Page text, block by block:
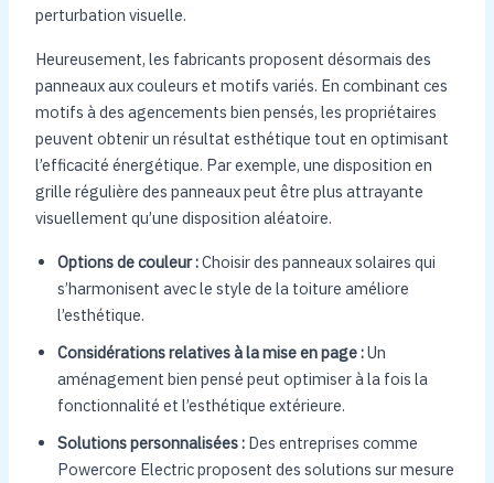
perturbation visuelle.
Heureusement, les fabricants proposent désormais des
panneaux aux couleurs et motifs variés. En combinant ces
motifs à des agencements bien pensés, les propriétaires
peuvent obtenir un résultat esthétique tout en optimisant
l’efficacité énergétique. Par exemple, une disposition en
grille régulière des panneaux peut être plus attrayante
visuellement qu’une disposition aléatoire.
Options de couleur :Choisir des panneaux solaires qui
s’harmonisent avec le style de la toiture améliore
l’esthétique.
Considérations relatives à la mise en page :Un
aménagement bien pensé peut optimiser à la fois la
fonctionnalité et l’esthétique extérieure.
Solutions personnalisées :Des entreprises comme
Powercore Electric proposent des solutions sur mesure